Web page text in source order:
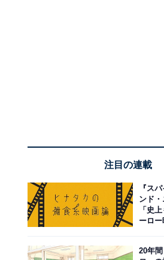
注目の連載
『ス
ンド
「史
ーロ
20年